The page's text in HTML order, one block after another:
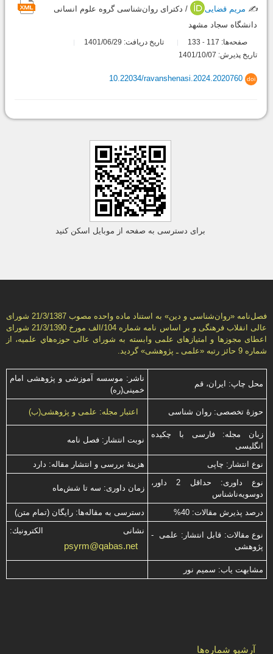
✍️ مریم قضایی
/ دکترای روان‌شناسی گروه علوم انسانی
دانشگاه سجاد مشهد
صفحه‌ها: 117
-
تاریخ دریافت: 1401/06/29
تاریخ پذیرش: 1401/10/07
doi
10.22034/ravanshenasi.2024.2020760
برای دسترسی به صفحه از موبایل اسکن کنید
فصل‌نامه «روان‌شناسی و دين» به استناد ماده واحده مصوب 21/3/1387 شورای
عالی انقلاب فرهنگی و بر اساس نامه شماره 104/الف مورخ 21/3/1390 شورای
اعطای مجوزها و امتيازهای علمی وابسته به شورای عالی حوزه‌هاي علميه، از
شماره 9 حائز رتبه «علمی ـ پژوهشی» گرديد.
محل چاپ: ایران، قم
ناشر: موسسه آموزشی و پژوهشی امام
خمینی(ره)
حوزۀ تخصصی: روان شناسی اعتبار مجله: علمی و پژوهشی(ب)
زبان مجله: فارسی با چكیده
انگلیسی
نوبت انتشار: فصل نامه
نوع انتشار: چاپی
هزینۀ بررسی و انتشار مقاله: دارد
نوع داوری: حداقل 2 داور،
دوسویه‌ناشناس
زمان داوری: سه تا شش‌ماه
درصد پذیرش مقالات: 40% دسترسی به مقاله‌ها: رایگان (تمام متن)
نوع مقالات: قابل انتشار: علمی -
پژوهشی
نشانی الكترونیك:
psyrm@qabas.net
مشابهت ياب: سميم نور
آرشیو شماره‌ها